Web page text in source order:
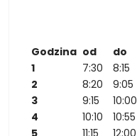
Godzina od
do
1
7:30
8:15
2
8:20
9:05
3
9:15
10:00
4
10:10
10:55
5
11:15
12:00